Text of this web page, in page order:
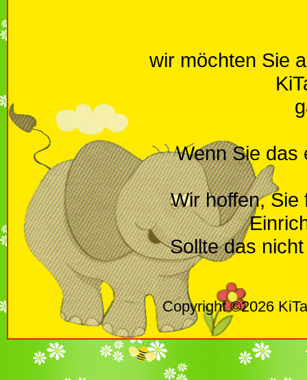
wir möchten Sie
Wenn Sie das
Wir hoffen, Sie
Sollte das
Copyright ©2026